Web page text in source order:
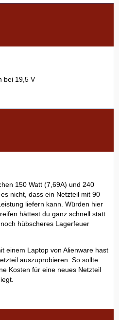
bei 19,5 V
150 Watt (7,69A) und 240
nicht, dass ein Netzteil mit 90
liefern kann. Würden hier
hättest du ganz schnell statt
hübscheres Lagerfeuer
einem Laptop von Alienware hast
auszuprobieren. So sollte
Kosten für eine neues Netzteil